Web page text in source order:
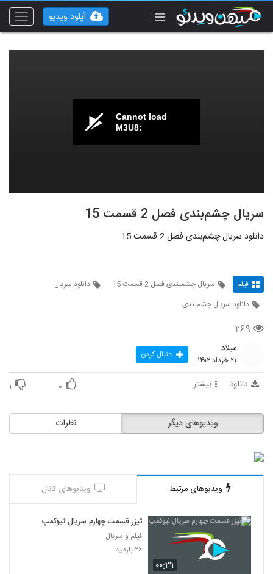
Toggle
آپلود ویدیو
Cannot load
M3U8:
سریال چشم‌بندی فصل 2 قسمت 15
دانلود سریال چشم‌بندی فصل 2 قسمت 15
فیلم سریال چشمبندی فصل 2 قسمت 15
دانلود سریال
دانلود سریال چشمبندی
۲۶۹
میلاد
۲۱ خرداد ۱۴۰۲ دنبال کردن
دانلود بیشتر ۰ ۱
نظرات ویدیوهای دیگر
ویدیوهای مرتبط ویدیوهای کانال
۰۰:۳۱
تیزر قسمت چهارم سریال نیوکمپ
فیلم و سریال
۲۶ بازدید